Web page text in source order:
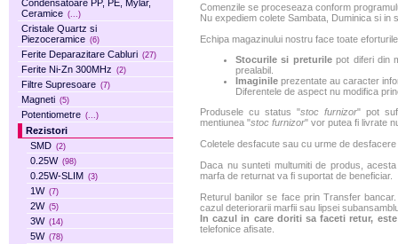
Condensatoare PP, PE, Mylar,
Ceramice (...)
Cristale Quartz si
Piezoceramice (6)
Ferite Deparazitare Cabluri (27)
Ferite Ni-Zn 300MHz (2)
Filtre Supresoare (7)
Magneti (5)
Potentiometre (...)
Rezistori
SMD (2)
0.25W (98)
0.25W-SLIM (3)
1W (7)
2W (5)
3W (14)
5W (78)
Comenzile se proceseaza conform
Nu expediem colete Sambata, Duminica si in
Echipa magazinului nostru face toate
Stocurile si preturilepot diferi din
prealabil.
Imaginile prezentate au caracter
Diferentele de aspect nu modifica
Produsele cu status "stoc furnizor" pot
mentiunea "stoc furnizor" vor putea fi livrate
Coletele desfacute sau cu urme de
Daca nu sunteti multumiti de produs,
marfa de returnat va fi suportat de beneficiar.
Returul banilor se face prin Transfer
cazul deteriorarii marfii sau lipsei
In cazul in care doriti sa faceti retur,
telefonice afisate.